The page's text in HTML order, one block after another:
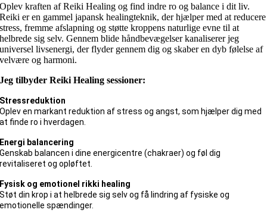
Oplev kraften af Reiki Healing og find indre ro og balance i dit liv.
Reiki er en gammel japansk healingteknik, der hjælper med at reducere
stress, fremme afslapning og støtte kroppens naturlige evne til at
helbrede sig selv. Gennem blide håndbevægelser kanaliserer jeg
universel livsenergi, der flyder gennem dig og skaber en dyb følelse af
velvære og harmoni.
Jeg tilbyder Reiki Healing sessioner:
Stressreduktion
Oplev en markant reduktion af stress og angst, som hjælper dig med
at finde ro i hverdagen.
Energi balancering
Genskab balancen i dine energicentre (chakraer) og føl dig
revitaliseret og opløftet.
Fysisk og emotionel rikki healing
Støt din krop i at helbrede sig selv og få lindring af fysiske og
emotionelle spændinger.